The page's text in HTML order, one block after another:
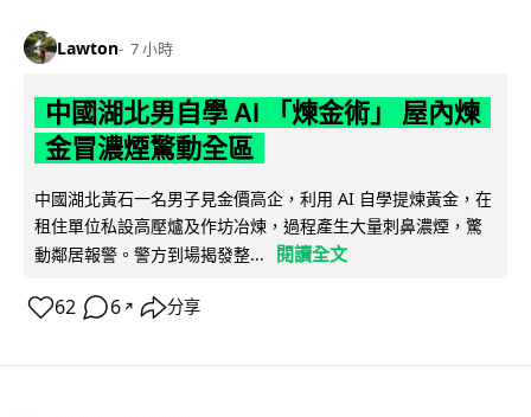
Lawton 7 小時
中國湖北男自學 AI 「煉金術」 屋內煉
金冒濃煙驚動全區
中國湖北黃石一名男子見金價高企，利用 AI 自學提煉黃金，在
租住單位私設高壓爐及作坊冶煉，過程產生大量刺鼻濃煙，驚
動鄰居報警。警方到場揭發整...
閱讀全文
62 6 ↗ 分享